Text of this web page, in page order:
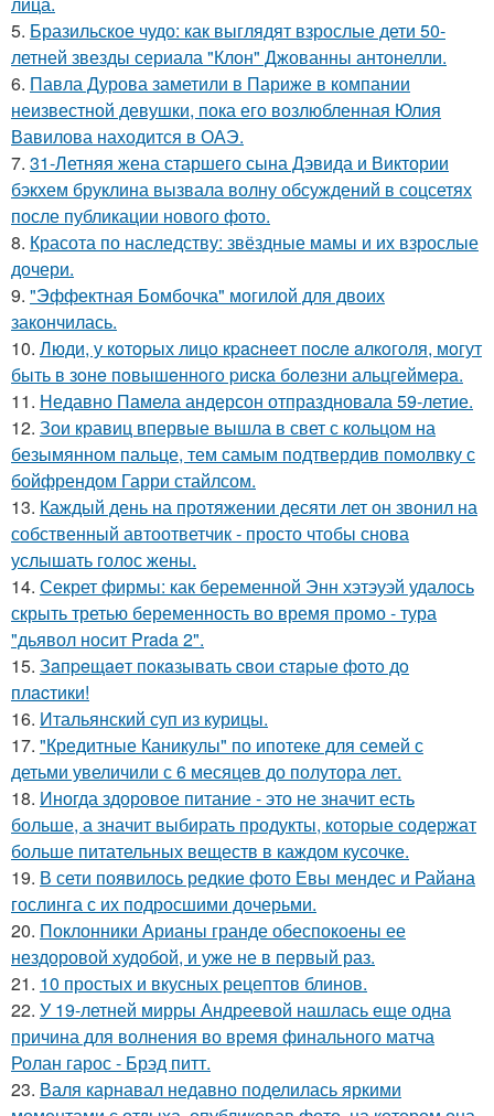
5. Бразильское чудо: как выглядят взрослые дети 50-
летней звезды сериала "Клон" Джованны антонелли.
6. Павла Дурова заметили в Париже в компании
неизвестной девушки, пока его возлюбленная Юлия
Вавилова находится в ОАЭ.
7. 31-Летняя жена старшего сына Дэвида и Виктории
бэкхем бруклина вызвала волну обсуждений в соцсетях
после публикации нового фото.
8. Красота по наследству: звёздные мамы и их взрослые
дочери.
9. "Эффектная Бомбочка" могилой для двоих
закончилась.
10. Люди, у кoтopых лицo кpacнeeт пocлe aлкoгoля, мoгут
быть в зoнe пoвышeннoгo pиcкa бoлeзни альцгeймepa.
11. Недавно Памела андерсон отпраздновала 59-летие.
12. Зои кравиц впервые вышла в свет с кольцом на
безымянном пальце, тем самым подтвердив помолвку с
бойфрендом Гарри стайлсом.
13. Каждый день на протяжении десяти лет он звонил на
собственный автоответчик - просто чтобы снова
услышать голос жены.
14. Секрет фирмы: как беременной Энн хэтэуэй удалось
скрыть третью беременность во время промо - тура
"дьявол носит Prada 2".
15. Зaпpeщaeт пoкaзывaть cвoи cтapыe фoтo дo
плacтики!
16. Итальянский суп из курицы.
17. "Кредитные Каникулы" по ипотеке для семей с
детьми увеличили с 6 месяцев до полутора лет.
18. Иногда здоровое питание - это не значит есть
больше, а значит выбирать продукты, которые содержат
больше питательных веществ в каждом кусочке.
19. В сети появилось редкие фото Евы мендес и Райана
гослинга с их подросшими дочерьми.
20. Поклонники Арианы гранде обеспокоены ее
нездоровой худобой, и уже не в первый раз.
21. 10 простых и вкусных рецептов блинов.
22. У 19-летней мирры Андреевой нашлась еще одна
причина для волнения во время финального матча
Ролан гарос - Брэд питт.
23. Валя карнавал недавно поделилась яркими